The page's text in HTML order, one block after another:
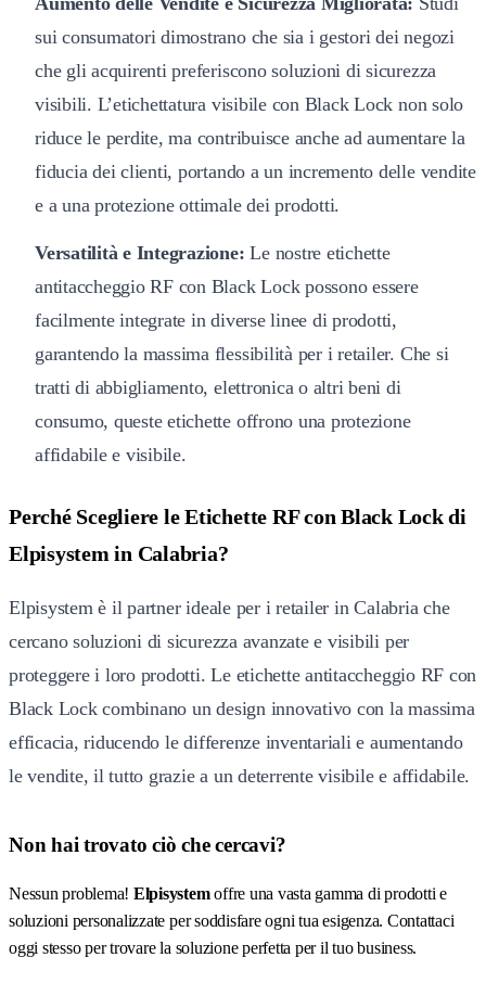
sui consumatori dimostrano che sia i gestori dei negozi
che gli acquirenti preferiscono soluzioni di sicurezza
visibili. L’etichettatura visibile con Black Lock non solo
riduce le perdite, ma contribuisce anche ad aumentare la
fiducia dei clienti, portando a un incremento delle vendite
e a una protezione ottimale dei prodotti.
Versatilità e Integrazione: Le nostre etichette
antitaccheggio RF con Black Lock possono essere
facilmente integrate in diverse linee di prodotti,
garantendo la massima flessibilità per i retailer. Che si
tratti di abbigliamento, elettronica o altri beni di
consumo, queste etichette offrono una protezione
affidabile e visibile.
Perché Scegliere le Etichette RF con Black Lock di
Elpisystem in Calabria?
Elpisystem è il partner ideale per i retailer in Calabria che
cercano soluzioni di sicurezza avanzate e visibili per
proteggere i loro prodotti. Le etichette antitaccheggio RF con
Black Lock combinano un design innovativo con la massima
efficacia, riducendo le differenze inventariali e aumentando
le vendite, il tutto grazie a un deterrente visibile e affidabile.
Non hai trovato ciò che cercavi?
Nessun problema! Elpisystemoffre una vasta gamma di prodotti e
soluzioni personalizzate per soddisfare ogni tua esigenza. Contattaci
oggi stesso per trovare la soluzione perfetta per il tuo business.